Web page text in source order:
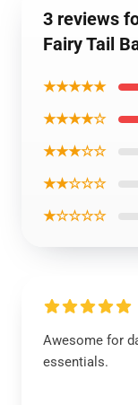
3 reviews
Fairy Tail
★★★★★
★★★★☆
★★★☆☆
★★☆☆☆
★☆☆☆☆
Awesome for
essentials.